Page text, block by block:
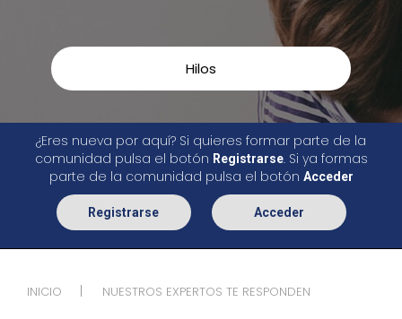
Hilos
¿Eres nueva por aquí? Si quieres formar parte de la
comunidad pulsa el botón Registrarse. Si ya formas
parte de la comunidad pulsa el botón Acceder
Registrarse Acceder
INICIO NUESTROS EXPERTOS TE RESPONDEN